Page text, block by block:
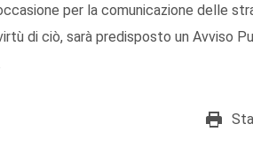
per la comunicazione delle
di ciò, sarà predisposto un Avviso